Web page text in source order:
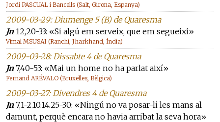
Jordi PASCUAL i Bancells (Salt, Girona, Espanya)
2009-03-29: Diumenge 5 (B) de Quaresma
Jn12,20-33: «Si algú em serveix, que em segueixi»
Vimal MSUSAI (Ranchi, Jharkhand, Índia)
2009-03-28: Dissabte 4 de Quaresma
Jn7,40-53: «Mai un home no ha parlat així»
Fernand ARÉVALO (Bruxelles, Bèlgica)
2009-03-27: Divendres 4 de Quaresma
Jn7,1-2.10.14.25-30: «Ningú no va posar-li les mans al
damunt, perquè encara no havia arribat la seva hora»